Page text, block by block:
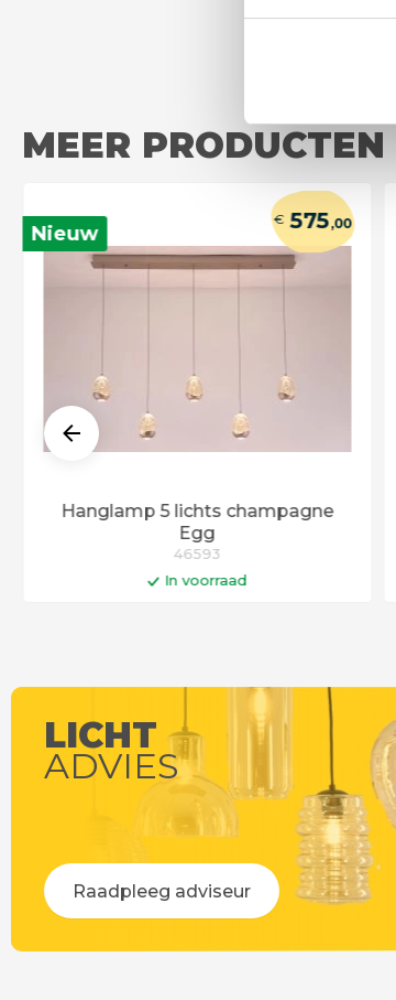
MEER PRODUCTEN
Nieuw
Hanglamp 5 lichts champagne
Egg
€575,00
46593
In voorraad
LICHT
ADVIES
Raadpleeg adviseur